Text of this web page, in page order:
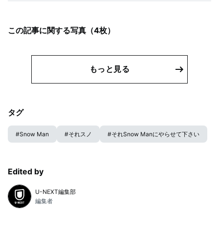
この記事に関する写真（4枚）
もっと見る
タグ
#Snow Man #それスノ #それSnow Manにやらせて下さい
Edited by
U-NEXT編集部
編集者